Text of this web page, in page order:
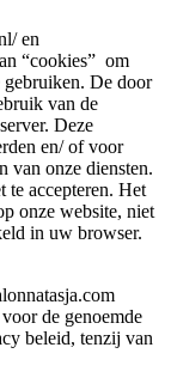
en
“cookies” om
gebruiken. De door
van de
Deze
en/ of voor
van onze diensten.
accepteren. Het
onze website, niet
in uw browser.
de genoemde
beleid, tenzij van